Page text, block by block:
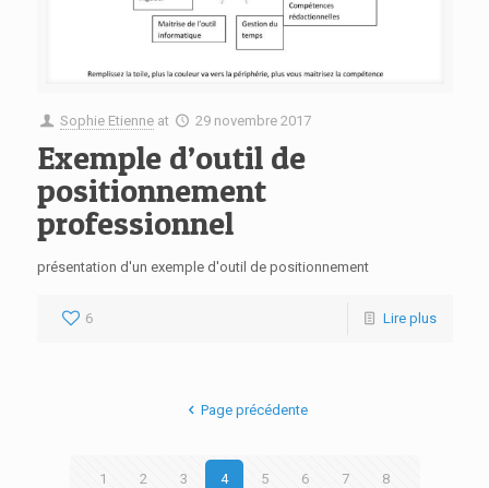
Sophie Etienne at 29 novembre 2017
Exemple d’outil de
positionnement
professionnel
présentation d'un exemple d'outil de positionnement
6 Lire plus
Page précédente
1 2 3 4 5 6 7 8